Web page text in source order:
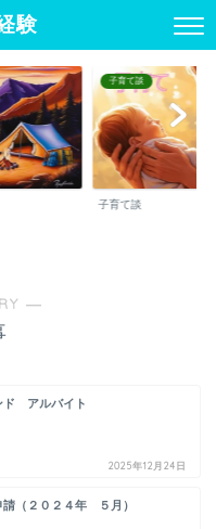
験
子育て談
子育て談
―
ド アルバイト
2025年12月24日
請（２０２４年 ５月）